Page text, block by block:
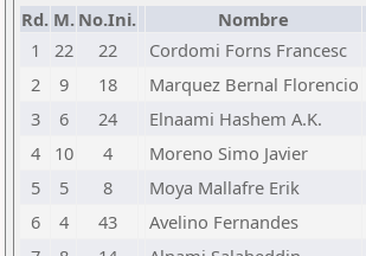
Rd. M. No.Ini. Nombre
1
22 22 Cordomi Forns Francesc
2
9 18 Marquez Bernal Florencio
3
6 24 Elnaami Hashem A.K.
4
10 4 Moreno Simo Javier
5
5 8 Moya Mallafre Erik
6
4 43 Avelino Fernandes